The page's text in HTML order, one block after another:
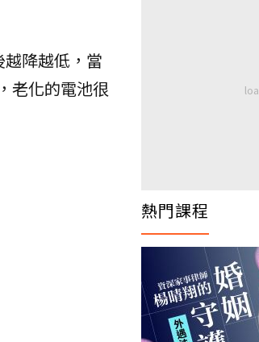
降越低，當
老化的電池很
熱門課程